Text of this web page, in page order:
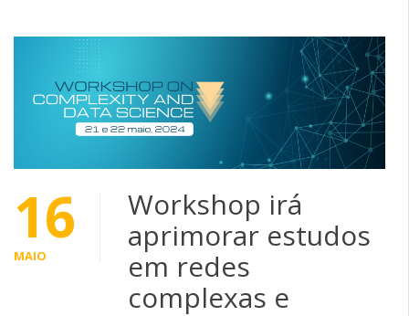
16
MAIO
Workshop irá
aprimorar estudos
em redes
complexas e